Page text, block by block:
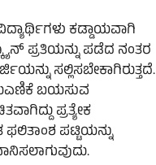
ಕಡ್ಡಾಯವಾಗಿ
ಪ್ರತಿಯನ್ನು ಪಡೆದ ನಂತರ
ಸಲ್ಲಿಸಬೇಕಾಗಿರುತ್ತದೆ.
ಬಯಸುವ
ಪ್ರತ್ಯೇಕ
ಫಲಿತಾಂಶ ಪಟ್ಟಿಯನ್ನು